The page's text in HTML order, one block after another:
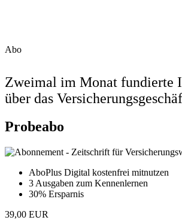
Abo
Zweimal im Monat fundierte
über das
Probeabo
AboPlus Digital kostenfrei mitnutzen
3 Ausgaben zum Kennenlernen
30% Ersparnis
39,00 EUR